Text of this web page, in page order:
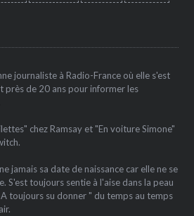
journaliste à Radio-France où elle s'est
près de 20 ans pour informer les
chez Ramsay et "En voiture Simone"
jamais sa date de naissance car elle ne se
S'est toujours sentie à l'aise dans la peau
toujours su donner " du temps au temps